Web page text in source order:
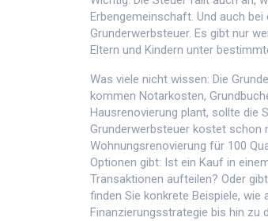
Erbengemeinschaft. Und auch
Grunderwerbsteuer. Es gibt nur
Eltern und Kindern unter
Was viele nicht wissen: Die
kommen Notarkosten,
Hausrenovierung plant, sollte die
Grunderwerbsteuer kostet schon
Wohnungsrenovierung für 100
Optionen gibt: Ist ein Kauf in
Transaktionen aufteilen? Oder
finden Sie konkrete Beispiele,
Finanzierungsstrategie bis hin zu